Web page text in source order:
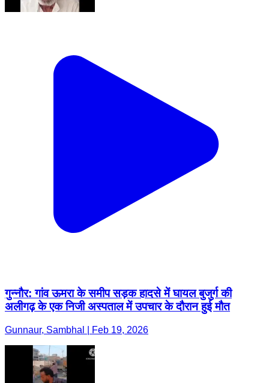
गुन्नौर: गांव ऊमरा के समीप सड़क हादसे में घायल बुजुर्ग की
अलीगढ़ के एक निजी अस्पताल में उपचार के दौरान हुई मौत
Gunnaur, Sambhal | Feb 19, 2026